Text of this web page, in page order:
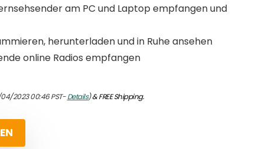
am PC und Laptop empfangen und
herunterladen und in Ruhe ansehen
online Radios empfangen
2023 00:46 PST-Details)&FREE Shipping.